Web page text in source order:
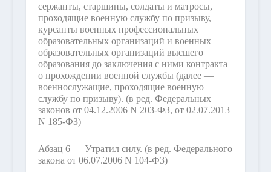
сержанты, старшины, солдаты и матросы,
проходящие военную службу по призыву,
курсанты военных профессиональных
образовательных организаций и военных
образовательных организаций высшего
образования до заключения с ними контракта
о прохождении военной службы (далее —
военнослужащие, проходящие военную
службу по призыву). (в ред. Федеральных
законов от 04.12.2006 N 203-ФЗ, от 02.07.2013
N 185-ФЗ)
Абзац 6 — Утратил силу. (в ред. Федерального
закона от 06.07.2006 N 104-ФЗ)